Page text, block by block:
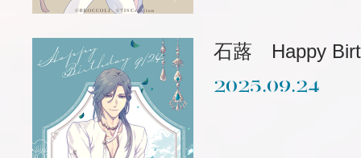
石蕗 Happy
2025.09.24